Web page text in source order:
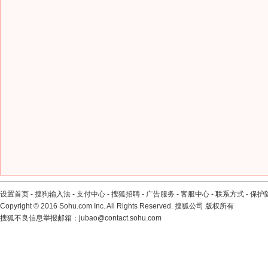
设置首页 - 搜狗输入法 - 支付中心 - 搜狐招聘 - 广告服务 - 客服中心 - 联系方式 - 保护
Copyright© 2016 Sohu.com Inc. All Rights Reserved. 搜狐公司 版权所有
搜狐不良信息举报邮箱： jubao@contact.sohu.com